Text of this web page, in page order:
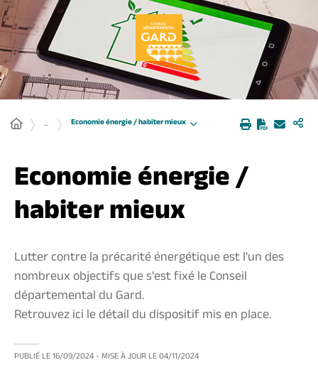
Panneau de gestion des cookies
... Economie énergie / habiter mieux
Economie énergie /
habiter mieux
Lutter contre la précarité énergétique est l'un des
nombreux objectifs que s'est fixé le Conseil
départemental du Gard.
Retrouvez ici le détail du dispositif mis en place.
PUBLIÉ LE16/09/2024 - MISE À JOUR LE04/11/2024